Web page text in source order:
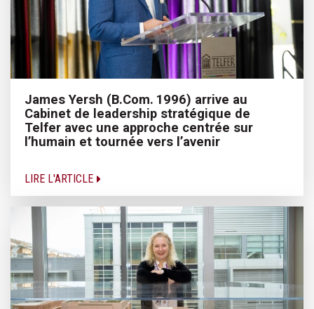
James Yersh (B.Com. 1996) arrive au
Cabinet de leadership stratégique de
Telfer avec une approche centrée sur
l’humain et tournée vers l’avenir
LIRE L'ARTICLE